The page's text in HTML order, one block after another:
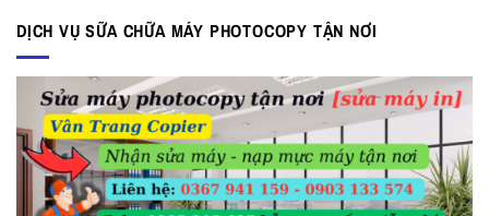
17.000.000 ₫.là:
15.000.000 ₫.
DỊCH VỤ SỮA CHỮA MÁY PHOTOCOPY TẬN NƠI